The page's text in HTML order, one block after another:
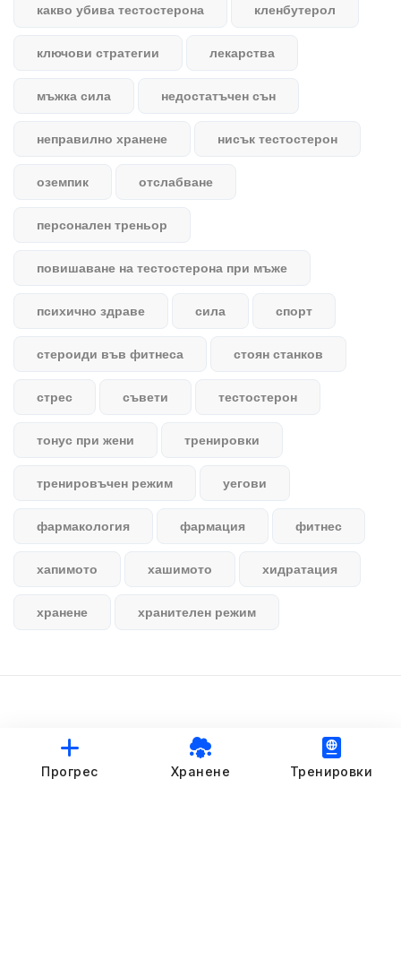
какво убива тестостерона кленбутерол
ключови стратегии лекарства
мъжка сила недостатъчен сън
неправилно хранене нисък тестостерон
оземпик отслабване
персонален треньор
повишаване на тестостерона при мъже
психично здраве сила спорт
стероиди във фитнеса стоян станков
стрес съвети тестостерон
тонус при жени тренировки
тренировъчен режим уегови
фармакология фармация фитнес
хапимото хашимото хидратация
хранене хранителен режим
© StankovFit Progress App | 2025
Прогрес Хранене Тренировки